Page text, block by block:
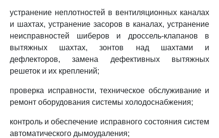
устранение неплотностей в вентиляционных каналах
и шахтах, устранение засоров в каналах, устранение
неисправностей шиберов и дроссель-клапанов в
вытяжных шахтах, зонтов над шахтами и
дефлекторов, замена дефективных вытяжных
решеток и их креплений;
проверка исправности, техническое обслуживание и
ремонт оборудования системы холодоснабжения;
контроль и обеспечение исправного состояния систем
автоматического дымоудаления;